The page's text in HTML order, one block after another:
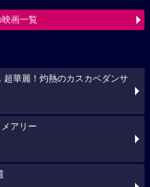
画一覧
超華麗！灼熱のカスカベダンサ
アリー